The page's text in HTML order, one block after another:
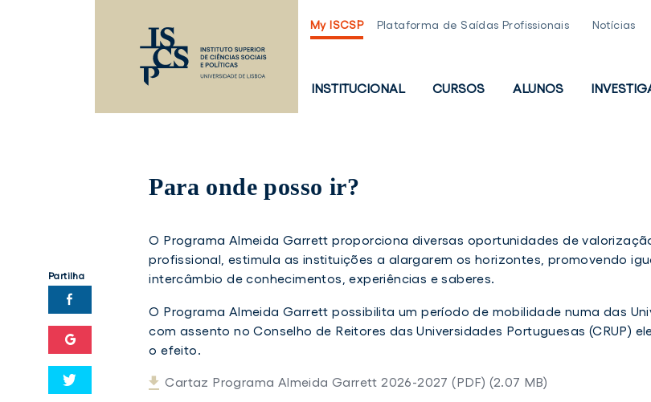
My ISCSP Plataforma de Saídas Profissionais Notícias
PÁGINA
INSTITUCIONAL CURSOS ALUNOS
Partilha
Para onde posso ir?
O Programa Almeida Garrett proporciona diversas oportunidades de
profissional, estimula as instituições a alargarem os horizontes, promovendo
intercâmbio de conhecimentos, experiências e saberes.
O Programa Almeida Garrett possibilita um período de mobilidade numa das
com assento no Conselho de Reitores das Universidades Portuguesas (CRUP)
o efeito.
Cartaz Programa Almeida Garrett 2026-2027 (PDF) (2.07 MB)